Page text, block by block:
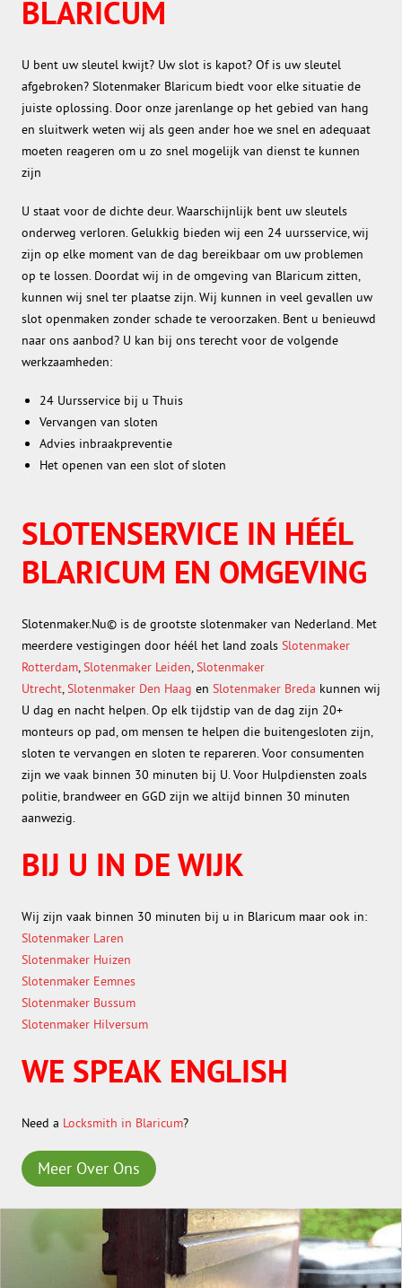
BLARICUM
U bent uw sleutel kwijt? Uw slot is kapot? Of is uw sleutel
afgebroken? Slotenmaker Blaricum biedt voor elke situatie de
juiste oplossing. Door onze jarenlange op het gebied van hang
en sluitwerk weten wij als geen ander hoe we snel en adequaat
moeten reageren om u zo snel mogelijk van dienst te kunnen
zijn
U staat voor de dichte deur. Waarschijnlijk bent uw sleutels
onderweg verloren. Gelukkig bieden wij een 24 uursservice, wij
zijn op elke moment van de dag bereikbaar om uw problemen
op te lossen. Doordat wij in de omgeving van Blaricum zitten,
kunnen wij snel ter plaatse zijn. Wij kunnen in veel gevallen uw
slot openmaken zonder schade te veroorzaken. Bent u benieuwd
naar ons aanbod? U kan bij ons terecht voor de volgende
werkzaamheden:
24 Uursservice bij u Thuis
Vervangen van sloten
Advies inbraakpreventie
Het openen van een slot of sloten
SLOTENSERVICE IN HÉÉL
BLARICUM EN OMGEVING
Slotenmaker.Nu© is de grootste slotenmaker van Nederland. Met
meerdere vestigingen door héél het land zoals Slotenmaker
Rotterdam,Slotenmaker Leiden,Slotenmaker
Utrecht,Slotenmaker Den Haag en Slotenmaker Breda kunnen wij
U dag en nacht helpen. Op elk tijdstip van de dag zijn 20+
monteurs op pad, om mensen te helpen die buitengesloten zijn,
sloten te vervangen en sloten te repareren. Voor consumenten
zijn we vaak binnen 30 minuten bij U. Voor Hulpdiensten zoals
politie, brandweer en GGD zijn we altijd binnen 30 minuten
aanwezig.
BIJ U IN DE WIJK
Wij zijn vaak binnen 30 minuten bij u in Blaricum maar ook in:
Slotenmaker Laren
Slotenmaker Huizen
Slotenmaker Eemnes
Slotenmaker Bussum
Slotenmaker Hilversum
WE SPEAK ENGLISH
Need a Locksmith in Blaricum?
Meer Over Ons